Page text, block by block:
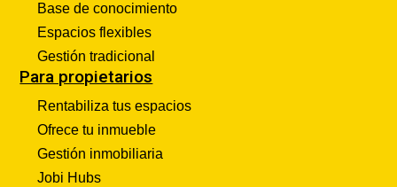
Base de conocimiento
Espacios flexibles
Gestión tradicional
Para propietarios
Rentabiliza tus espacios
Ofrece tu inmueble
Gestión inmobiliaria
Jobi Hubs